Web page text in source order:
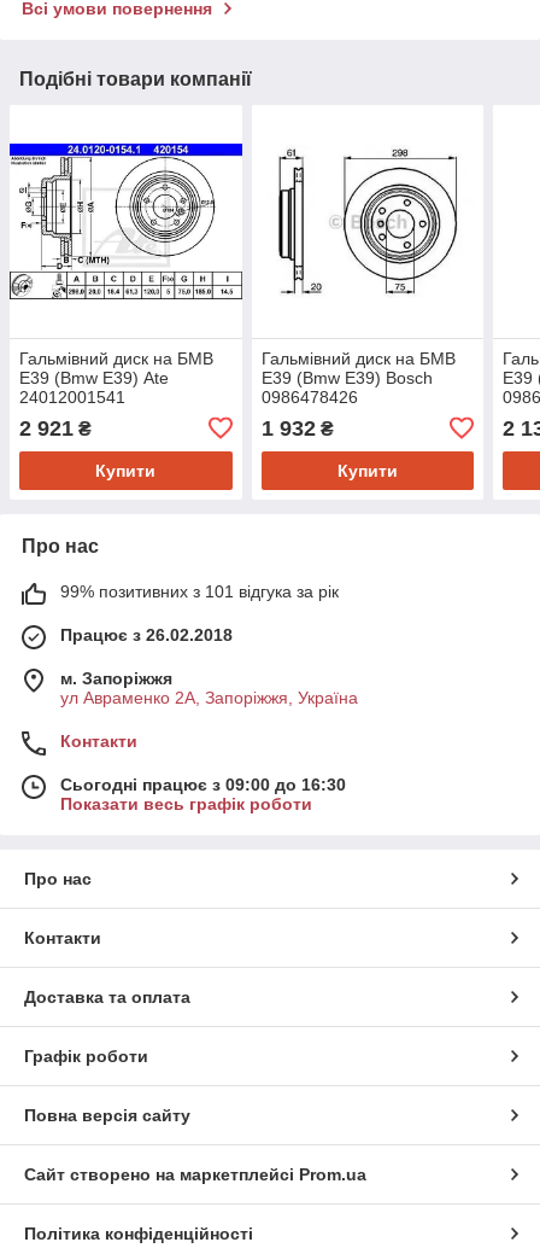
Всі умови повернення
Подібні товари компанії
Гальмівний диск на БМВ
Е39 (Bmw E39) Ate
24012001541
2 921 ₴
Купити
Гальмівний диск на БМВ
Е39 (Bmw E39) Bosch
0986478426
1 932₴
Купити
Е39
2
Про нас
99% позитивних з 101 відгука за рік
Працює з 26.02.2018
м. Запоріжжя
ул Авраменко 2А, Запоріжжя, Україна
Контакти
Сьогодні працює з 09:00 до 16:30
Показати весь графік роботи
Про нас
Контакти
Доставка та оплата
Графік роботи
Повна версія сайту
Сайт створено на маркетплейсі Prom.ua
Політика конфіденційності